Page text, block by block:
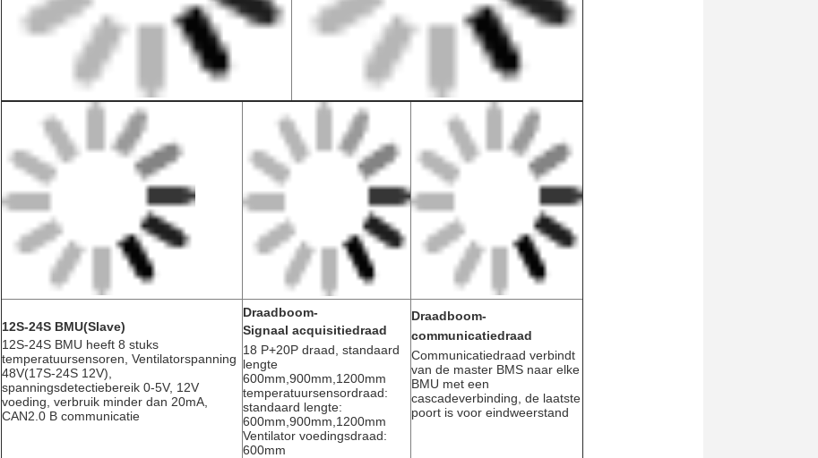
12S-24S BMU(Slave)
12S-24S BMU heeft 8 stuks
temperatuursensoren, Ventilatorspanning
48V(17S-24S 12V),
spanningsdetectiebereik 0-5V, 12V
voeding, verbruik minder dan 20mA,
CAN2.0 B communicatie
Draadboom-
Signaal acquisitiedraad
18 P+20P draad, standaard
lengte
600mm,900mm,1200mm
temperatuursensordraad:
standaard lengte:
600mm,900mm,1200mm
Ventilator voedingsdraad:
600mm
Draadboom-
communicatiedraad
Communicatiedraad verbindt
van de master BMS naar elke
BMU met een
cascadeverbinding, de laatste
poort is voor eindweerstand